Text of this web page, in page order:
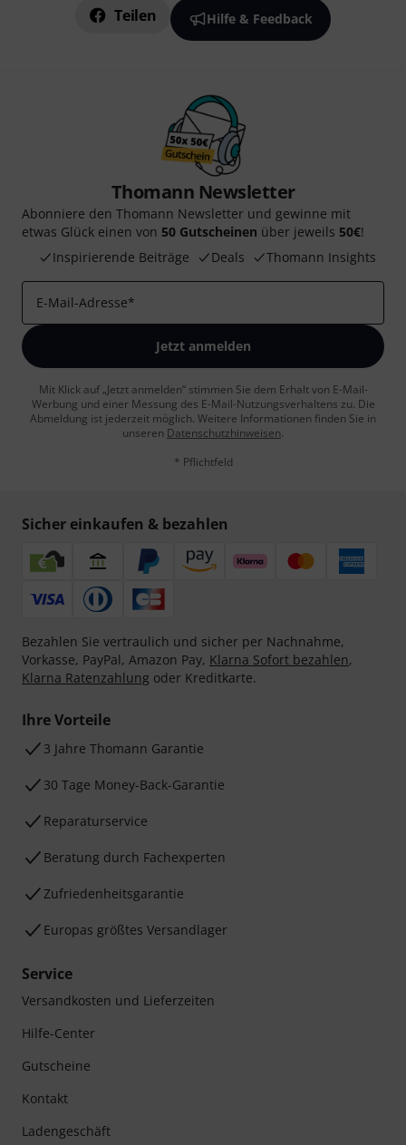
Teilen Hilfe & Feedback
Thomann Newsletter
Abonniere den Thomann Newsletter und gewinne mit
etwas Glück einen von 50 Gutscheinen über jeweils 50€!
Inspirierende Beiträge
Deals Thomann Insights
E-Mail-Adresse*
Jetzt anmelden
Mit Klick auf „Jetzt anmelden“ stimmen Sie dem Erhalt von E-Mail-
Werbung und einer Messung des E-Mail-Nutzungsverhaltens zu. Die
Abmeldung ist jederzeit möglich. Weitere Informationen finden Sie in
unseren Datenschutzhinweisen.
* Pflichtfeld
Sicher einkaufen & bezahlen
Bezahlen Sie vertraulich und sicher per Nachnahme,
Vorkasse, PayPal, Amazon Pay, Klarna Sofort bezahlen,
Klarna Ratenzahlung oder Kreditkarte.
Ihre Vorteile
3 Jahre Thomann Garantie
30 Tage Money-Back-Garantie
Reparaturservice
Beratung durch Fachexperten
Zufriedenheitsgarantie
Europas größtes Versandlager
Service
Versandkosten und Lieferzeiten
Hilfe-Center
Gutscheine
Kontakt
Ladengeschäft